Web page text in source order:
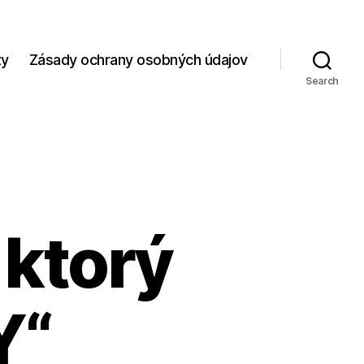
Zásady ochrany osobných údajov
Search
ktorý